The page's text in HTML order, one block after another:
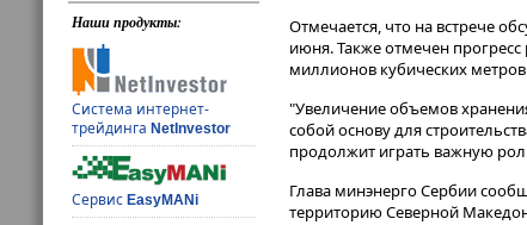
Наши продукты:
Система интернет-
трейдингаNetInvestor
СервисEasyMANi
Отмечается, что на встрече
июня. Также отмечен
миллионов кубических
"Увеличение объемов
собой основу для
продолжит играть важную
Глава минэнерго Сербии
территорию Северной